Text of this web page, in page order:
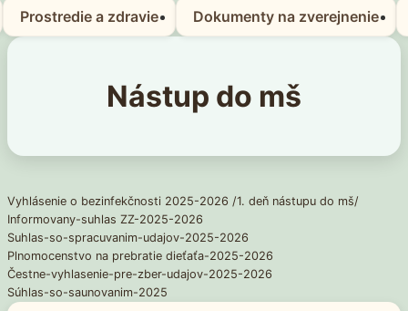
Prostredie a zdravie Dokumenty na zverejnenie
Nástup do mš
Vyhlásenie o bezinfekčnosti 2025-2026 /1. deň nástupu do mš/
Informovany-suhlas ZZ-2025-2026
Suhlas-so-spracuvanim-udajov-2025-2026
Plnomocenstvo na prebratie dieťaťa-2025-2026
Čestne-vyhlasenie-pre-zber-udajov-2025-2026
Súhlas-so-saunovanim-2025